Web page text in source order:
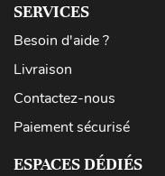
SERVICES
Besoin d'aide ?
Livraison
Contactez-nous
Paiement sécurisé
ESPACES DÉDIÉS